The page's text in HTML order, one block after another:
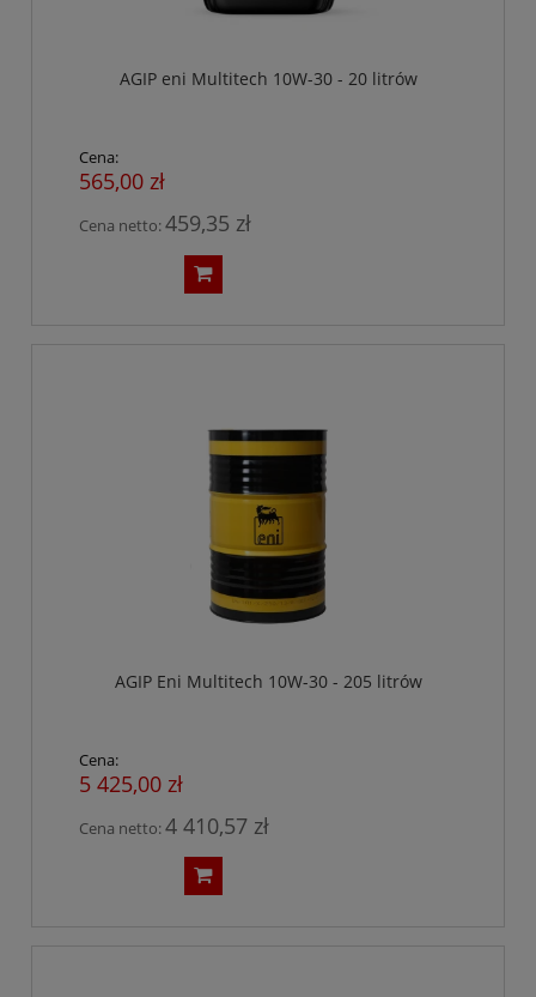
AGIP eni Multitech 10W-30 - 20 litrów
Cena:
565,00 zł
Cena netto:459,35 zł
AGIP Eni Multitech 10W-30 - 205 litrów
Cena:
5 425,00 zł
Cena netto:4 410,57 zł